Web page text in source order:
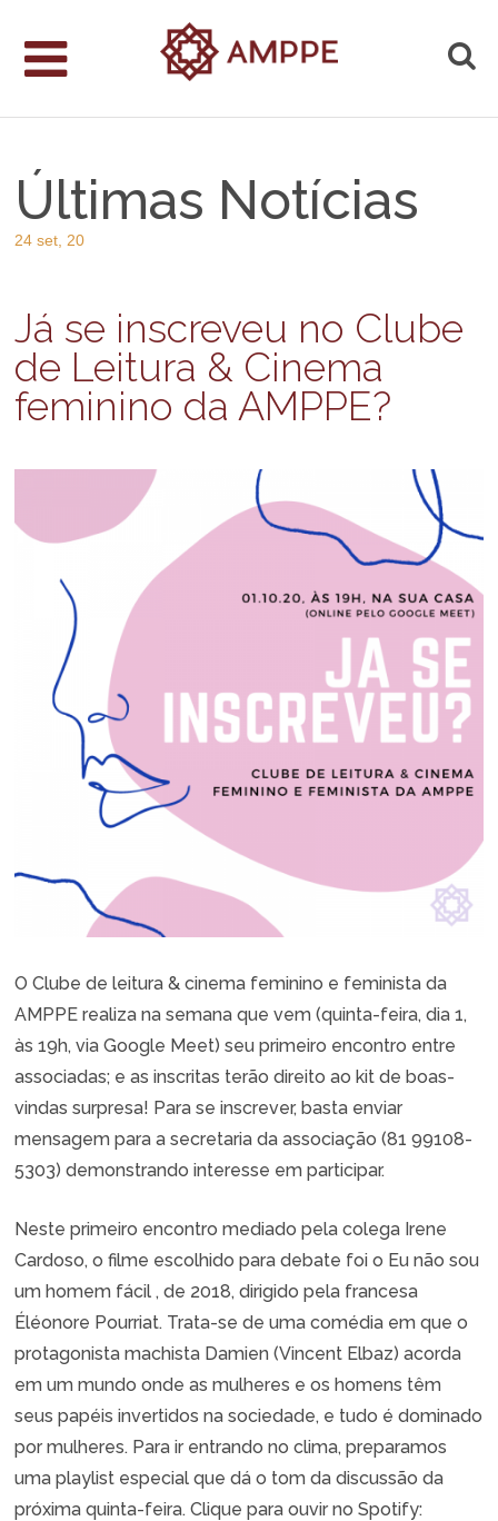
Últimas Notícias
24 set, 20
Já se inscreveu no Clube
de Leitura & Cinema
feminino da AMPPE?
O Clube de leitura & cinema feminino e feminista da
AMPPE realiza na semana que vem (quinta-feira, dia 1,
às 19h, via Google Meet) seu primeiro encontro entre
associadas; e as inscritas terão direito ao kit de boas-
vindas surpresa! Para se inscrever, basta enviar
mensagem para a secretaria da associação (81 99108-
5303) demonstrando interesse em participar.
Neste primeiro encontro mediado pela colega Irene
Cardoso, o filme escolhido para debate foi o Eu não sou
um homem fácil , de 2018, dirigido pela francesa
Éléonore Pourriat. Trata-se de uma comédia em que o
protagonista machista Damien (Vincent Elbaz) acorda
em um mundo onde as mulheres e os homens têm
seus papéis invertidos na sociedade, e tudo é dominado
por mulheres. Para ir entrando no clima, preparamos
uma playlist especial que dá o tom da discussão da
próxima quinta-feira. Clique para ouvir no Spotify: